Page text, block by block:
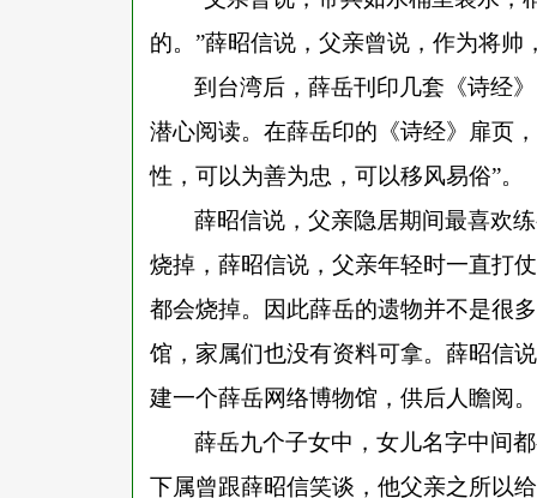
的。 ”薛昭信说，父亲曾说，作为将帅
到台湾后，薛岳刊印几套《诗经
潜心阅读。在薛岳印的《诗经》扉页
性，可以为善为忠，可以移风易俗”。
薛昭信说，父亲隐居期间最喜欢
烧掉，薛昭信说，父亲年轻时一直打
都会烧掉。因此薛岳的遗物并不是很
馆，家属们也没有资料可拿。薛昭信
建一个薛岳网络博物馆，供后人瞻阅。
薛岳九个子女中，女儿名字中间
下属曾跟薛昭信笑谈，他父亲之所以